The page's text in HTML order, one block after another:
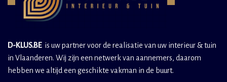
D-KLUS.BEis uw partner voor de realisatie van uw interieur & tuin
in Vlaanderen. Wij zijn een netwerk van aannemers, daarom
hebben we altijd een geschikte vakman in de buurt.